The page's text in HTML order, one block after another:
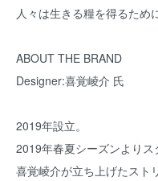
人々は生きる糧を得るため
ABOUT THE BRAND
Designer:喜覚崚介 氏
2019年設立。
2019年春夏シーズンより
喜覚崚介が立ち上げたスト